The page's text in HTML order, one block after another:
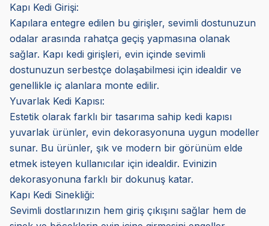
Kapı Kedi Girişi:
Kapılara entegre edilen bu girişler, sevimli dostunuzun
odalar arasında rahatça geçiş yapmasına olanak
sağlar. Kapı kedi girişleri, evin içinde sevimli
dostunuzun serbestçe dolaşabilmesi için idealdir ve
genellikle iç alanlara monte edilir.
Yuvarlak Kedi Kapısı:
Estetik olarak farklı bir tasarıma sahip kedi kapısı
yuvarlak ürünler, evin dekorasyonuna uygun modeller
sunar. Bu ürünler, şık ve modern bir görünüm elde
etmek isteyen kullanıcılar için idealdir. Evinizin
dekorasyonuna farklı bir dokunuş katar.
Kapı Kedi Sinekliği:
Sevimli dostlarınızın hem giriş çıkışını sağlar hem de